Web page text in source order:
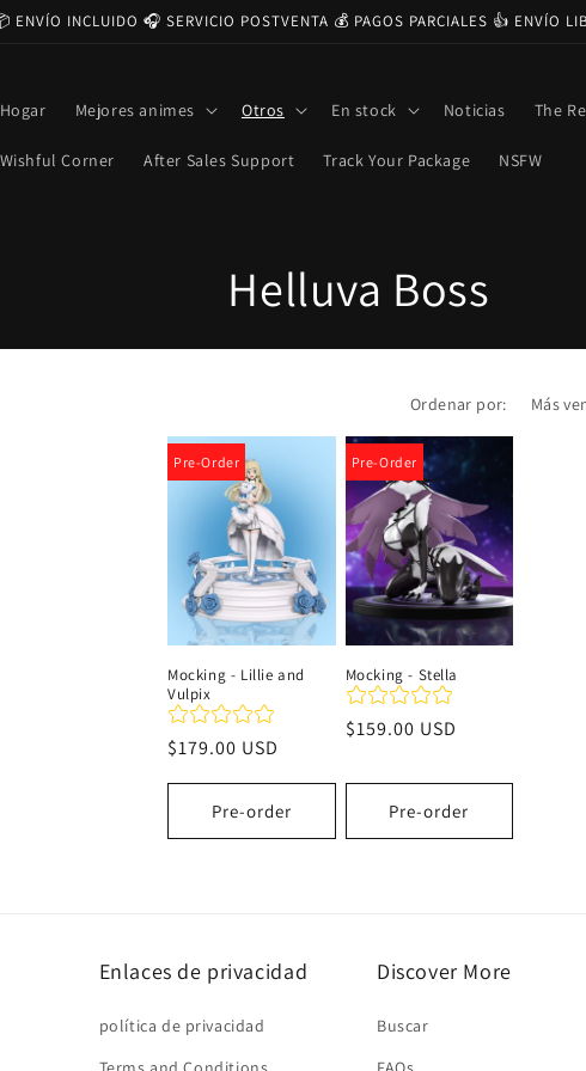
ENVÍO INCLUIDO 🎧 SERVICIO POSTVENTA 💰 PAGOS PARCIALES 👍 ENVÍO
Hogar Mejores animes Otros En stock Noticias The
Wishful Corner After Sales Support Track Your Package NSFW
C
o
e
c
c
i
ó
n
:
Helluva Boss
Ordenar por:
Pre-Order
Mocking - Lillie and
Vulpix
Precio
$179.00 USD
Pre-order
Pre-Order
Mocking - Stella
Precio
$159.00 USD
Pre-order
Enlaces de privacidad
política de privacidad
Discover More
Buscar